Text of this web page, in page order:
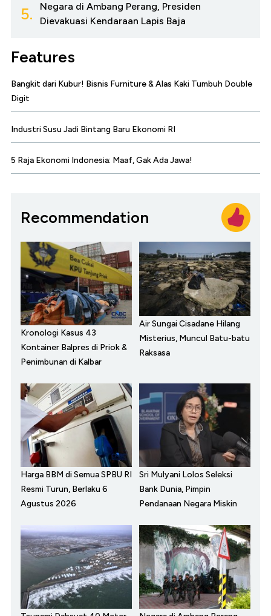
5.
Negara di Ambang Perang, Presiden
Dievakuasi Kendaraan Lapis Baja
Features
Bangkit dari Kubur! Bisnis Furniture & Alas Kaki Tumbuh Double
Digit
Industri Susu Jadi Bintang Baru Ekonomi RI
5 Raja Ekonomi Indonesia: Maaf, Gak Ada Jawa!
Recommendation
Kronologi Kasus 43
Kontainer Balpres di Priok &
Penimbunan di Kalbar
Air Sungai Cisadane Hilang
Misterius, Muncul Batu-batu
Raksasa
Harga BBM di Semua SPBU RI
Resmi Turun, Berlaku 6
Agustus 2026
Sri Mulyani Lolos Seleksi
Bank Dunia, Pimpin
Pendanaan Negara Miskin